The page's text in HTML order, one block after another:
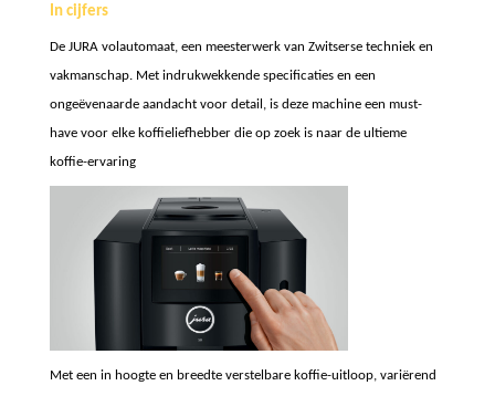
In cijfers
De JURA volautomaat, een meesterwerk van Zwitserse techniek en
vakmanschap. Met indrukwekkende specificaties en een
ongeëvenaarde aandacht voor detail, is deze machine een must-
have voor elke koffieliefhebber die op zoek is naar de ultieme
koffie-ervaring
Met een in hoogte en breedte verstelbare koffie-uitloop, variërend